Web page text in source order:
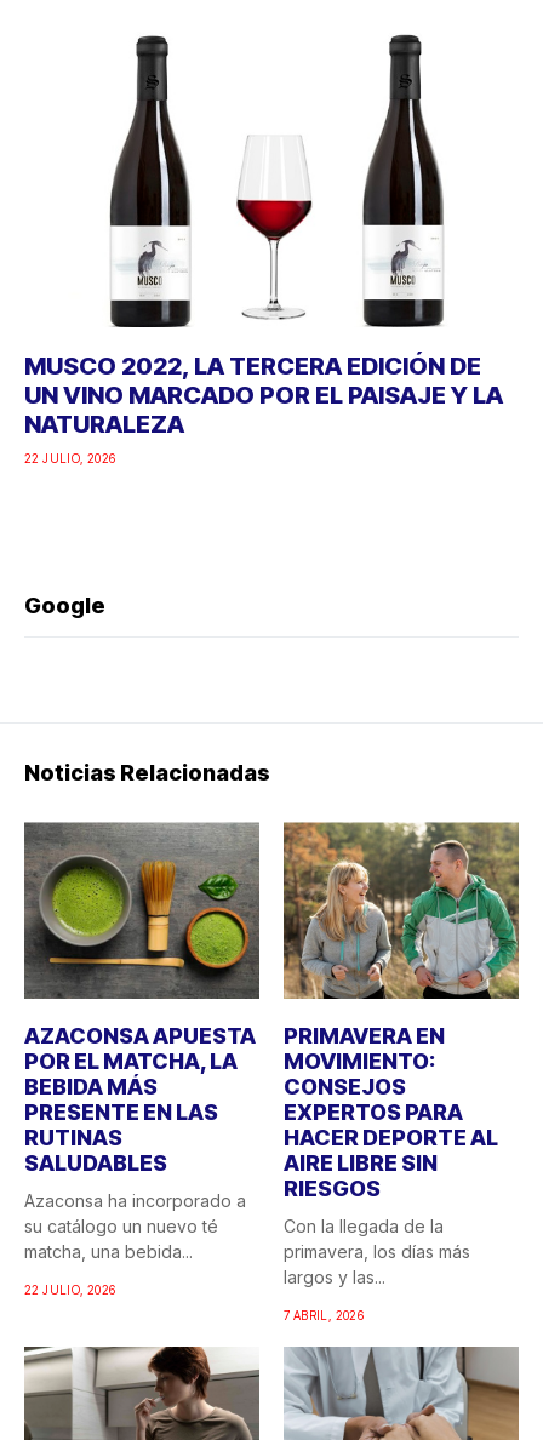
MUSCO 2022, LA TERCERA EDICIÓN DE
UN VINO MARCADO POR EL PAISAJE Y LA
NATURALEZA
22 JULIO, 2026
Google
Noticias Relacionadas
AZACONSA APUESTA
POR EL MATCHA, LA
BEBIDA MÁS
PRESENTE EN LAS
RUTINAS
SALUDABLES
Azaconsa ha incorporado a
su catálogo un nuevo té
matcha, una bebida...
22 JULIO, 2026
PRIMAVERA EN
MOVIMIENTO:
CONSEJOS
EXPERTOS PARA
HACER DEPORTE AL
AIRE LIBRE SIN
RIESGOS
Con la llegada de la
primavera, los días más
largos y las...
7 ABRIL, 2026